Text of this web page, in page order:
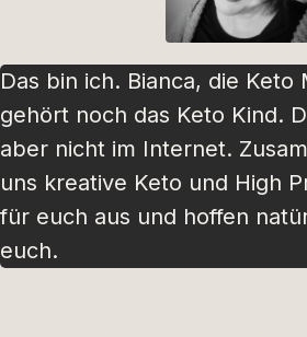
Das bin ich. Bianca, die Keto
gehört noch das Keto Kind.
aber nicht im Internet.
uns kreative Keto und High
für euch aus und hoffen
euch.